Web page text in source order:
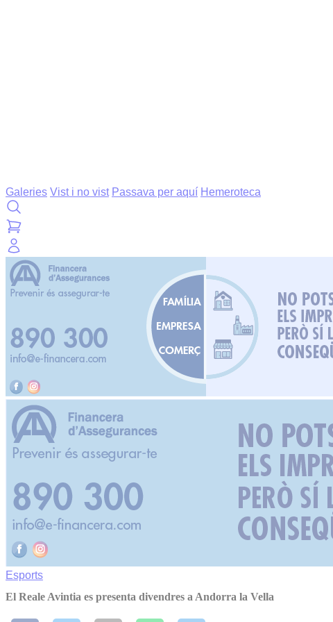
Galeries Vist i no vist Passava per aquí Hemeroteca
Esports
El Reale Avintia es presenta divendres a Andorra la Vella